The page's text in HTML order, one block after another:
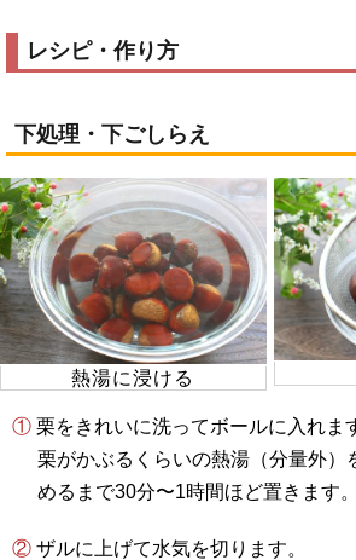
レシピ・作り方
下処理・下ごしらえ
熱湯に浸ける
① 栗をきれいに洗ってボールに入れま
栗がかぶるくらいの熱湯（分量外）
めるまで30分〜1時間ほど置きます。
② ザルに上げて水気を切ります。